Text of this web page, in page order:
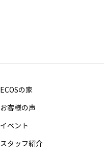
ECOSの家
お客様の声
イベント
スタッフ紹介